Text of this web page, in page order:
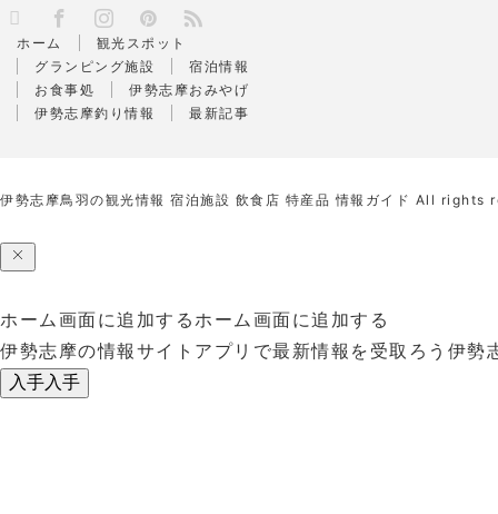
FacebookInstagramPinterest
RSS
ホーム
観光スポット
グランピング施設
宿泊情報
お食事処
伊勢志摩おみやげ
伊勢志摩釣り情報
最新記事
伊勢志摩鳥羽の観光情報 宿泊施設 飲食店 特産品 情報ガイド All rights
ホーム画面に追加する ホーム画面に追加する
伊勢志摩の情報サイトアプリで最新情報を受取ろう 伊勢
入手入手